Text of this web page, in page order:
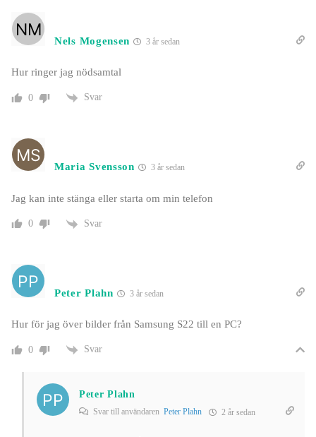
Nels Mogensen 3 år sedan
Hur ringer jag nödsamtal
0 Svar
Maria Svensson 3 år sedan
Jag kan inte stänga eller starta om min telefon
0 Svar
Peter Plahn 3 år sedan
Hur för jag över bilder från Samsung S22 till en PC?
0 Svar
Peter Plahn
Svar till användaren Peter Plahn 2 år sedan